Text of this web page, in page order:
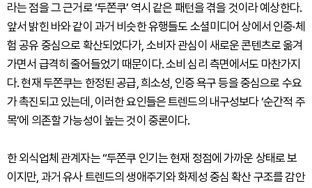
라는 점을 그 근거로 ‘두쫀쿠’ 역시 같은 패턴을 겪을 것이라 예상한다.
앞서 밝힌 바와 같이 과거 비슷한 유행들도 소셜미디어 상에서 인증·체
험 공유 중심으로 확산되었다가, 소비자 관심이 새로운 콘텐츠로 옮겨
가면서 급격히 줄어들었기 때문이다. 소비 심리 측면에서도 마찬가지
다. 현재 두쫀쿠는 한정된 공급, 희소성, 인증 욕구 등을 중심으로 수요
가 촉진되고 있는데, 이러한 요인들은 트렌드의 내구성보다 ‘순간적 주
목’에 의존할 가능성이 높는 것이 중론이다.
한 외식업체 관계자는 “두쫀쿠 인기는 현재 정점에 가까운 상태로 보
이지만, 과거 유사 트렌드의 생애주기와 화제성 중심 확산 구조를 감안